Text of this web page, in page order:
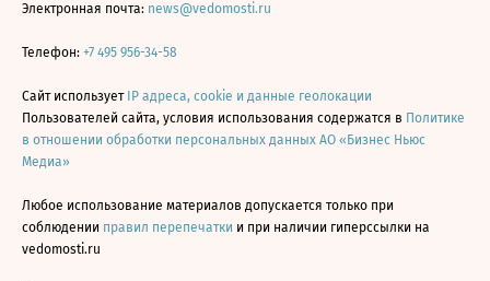
Электронная почта: news@vedomosti.ru
Телефон: +7 495 956-34-58
Сайт использует IP адреса, cookie и данные геолокации
Пользователей сайта, условия использования содержатся в Политике
в отношении обработки персональных данных АО «Бизнес Ньюс
Медиа»
Любое использование материалов допускается только при
соблюдении правил перепечатки и при наличии гиперссылки на
vedomosti.ru